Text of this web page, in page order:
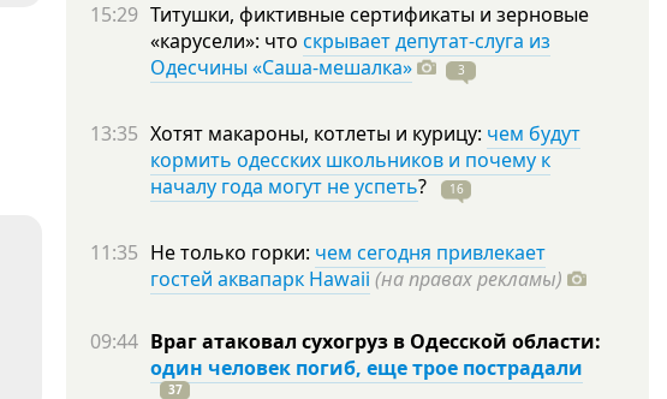
15:29 Титушки, фиктивные сертификаты и зерновые
«карусели»: что скрывает депутат-слуга из
Одесчины «Саша-мешалка»
3
13:35 Хотят макароны, котлеты и курицу: чем будут
кормить одесских школьников и почему к
началу года могут не успеть? 16
11:35 Не только горки: чем сегодня привлекает
гостей аквапарк Hawaii (на правах рекламы)
09:44 Враг атаковал сухогруз в Одесской области:
один человек погиб, еще трое пострадали
37